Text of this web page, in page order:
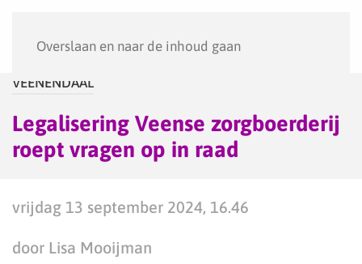
Overslaan en naar de inhoud gaan
VEENENDAAL
Legalisering Veense zorgboerderij
roept vragen op in raad
vrijdag 13 september 2024, 16.46
door Lisa Mooijman